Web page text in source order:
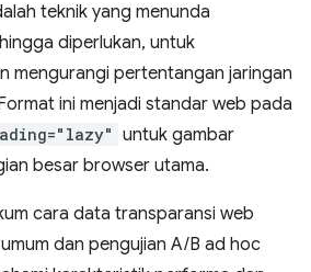
teknik yang menunda
diperlukan, untuk
mengurangi pertentangan jaringan
ini menjadi standar web pada
untuk gambar
besar browser utama.
cara data transparansi web
dan pengujian A/B ad hoc